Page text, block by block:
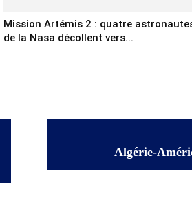
Mission Artémis 2 : quatre
de la Nasa décollent vers...
Algérie-